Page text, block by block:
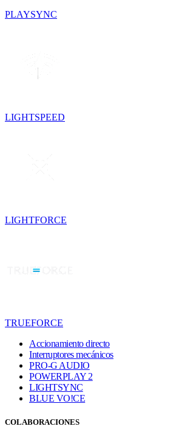
PLAYSYNC
LIGHTSPEED
LIGHTFORCE
TRUEFORCE
Accionamiento directo
Interruptores mecánicos
PRO-G AUDIO
POWERPLAY 2
LIGHTSYNC
BLUE VO!CE
COLABORACIONES